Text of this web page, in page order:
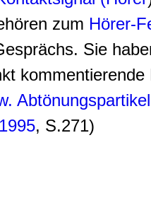
zum Hörer-
Sie
, S.271)